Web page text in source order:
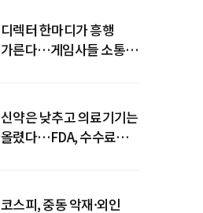
디렉터 한마디가 흥행
가른다…게임사들 소통
신약은 낮추고 의료기기는
올렸다…FDA, 수수료
코스피, 중동 악재·외인